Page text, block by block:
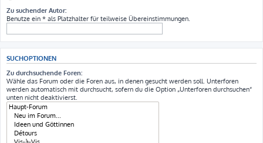
Zu suchender Autor:
Benutze ein * als Platzhalter für teilweise Übereinstimmungen.
SUCHOPTIONEN
Zu durchsuchende Foren:
Wähle das Forum oder die Foren aus, in denen gesucht werden soll. Unterforen
werden automatisch mit durchsucht, sofern du die Option „Unterforen durchsuchen“
unten nicht deaktivierst.